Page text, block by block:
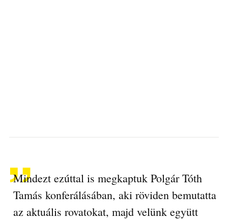
Mindezt ezúttal is megkaptuk Polgár Tóth
Tamás konferálásában, aki röviden bemutatta
az aktuális rovatokat, majd velünk együtt